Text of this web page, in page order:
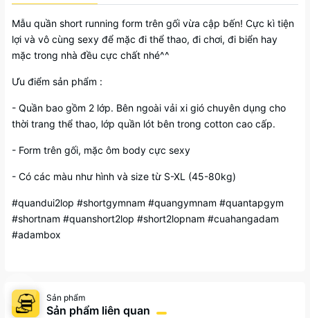
Mẫu quần short running form trên gối vừa cập bến! Cực kì tiện
lợi và vô cùng sexy để mặc đi thể thao, đi chơi, đi biển hay
mặc trong nhà đều cực chất nhé^^
Ưu điểm sản phẩm :
- Quần bao gồm 2 lớp. Bên ngoài vải xi gió chuyên dụng cho
thời trang thể thao, lớp quần lót bên trong cotton cao cấp.
- Form trên gối, mặc ôm body cực sexy
- Có các màu như hình và size từ S-XL (45-80kg)
#quandui2lop #shortgymnam #quangymnam #quantapgym
#shortnam #quanshort2lop #short2lopnam #cuahangadam
#adambox
Sản phẩm
Sản phẩm liên quan